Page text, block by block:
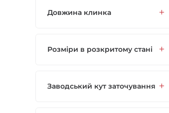
Довжина клинка
Розміри в розкритому стані
Заводський кут заточування